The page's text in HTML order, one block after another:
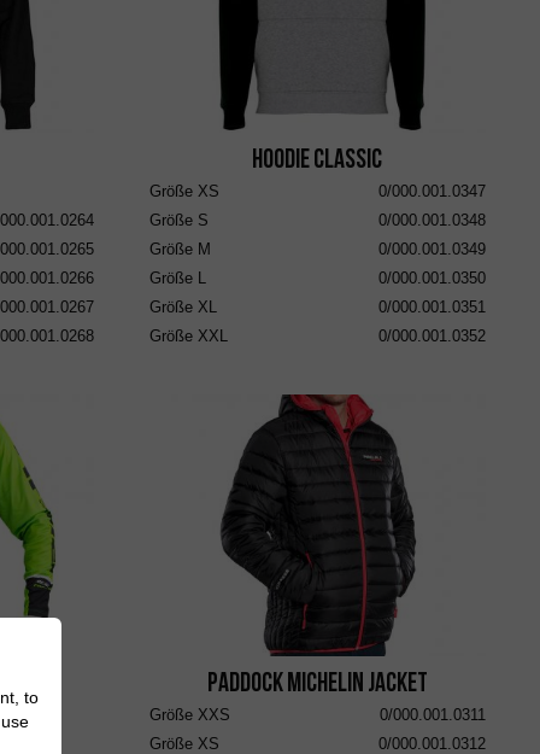
Hoodie Classic
Größe XS
0/000.001.0347
Größe S
0/000.001.0348
Größe M
0/000.001.0349
Größe
0/000.001.0350
Größe XL
0/000.001.0351
Größe XXL 0/000.001.0352
Paddock Michelin Jacket
Größe XXS
0/000.001.0311
Größe XS 0/000.001.0312
to